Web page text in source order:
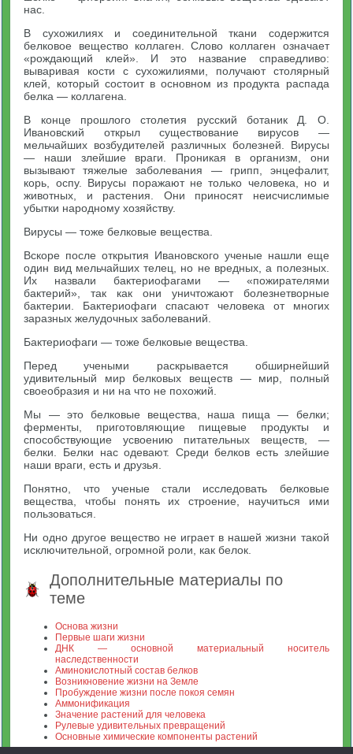
нас.
В сухожилиях и соединительной ткани содержится
белковое вещество коллаген. Слово коллаген означает
«рождающий клей». И это название справедливо:
вываривая кости с сухожилиями, получают столярный
клей, который состоит в основном из продукта распада
белка — коллагена.
В конце прошлого столетия русский ботаник Д. О.
Ивановский открыл существование вирусов —
мельчайших возбудителей различных болезней. Вирусы
— наши злейшие враги. Проникая в организм, они
вызывают тяжелые заболевания — грипп, энцефалит,
корь, оспу. Вирусы поражают не только человека, но и
животных, и растения. Они приносят неисчислимые
убытки народному хозяйству.
Вирусы — тоже белковые вещества.
Вскоре после открытия Ивановского ученые нашли еще
один вид мельчайших телец, но не вредных, а полезных.
Их назвали бактериофагами — «пожирателями
бактерий», так как они уничтожают болезнетворные
бактерии. Бактериофаги спасают человека от многих
заразных желудочных заболеваний.
Бактериофаги — тоже белковые вещества.
Перед учеными раскрывается обширнейший
удивительный мир белковых веществ — мир, полный
своеобразия и ни на что не похожий.
Мы — это белковые вещества, наша пища — белки;
ферменты, приготовляющие пищевые продукты и
способствующие усвоению питательных веществ, —
белки. Белки нас одевают. Среди белков есть злейшие
наши враги, есть и друзья.
Понятно, что ученые стали исследовать белковые
вещества, чтобы понять их строение, научиться ими
пользоваться.
Ни одно другое вещество не играет в нашей жизни такой
исключительной, огромной роли, как белок.
Дополнительные материалы по
теме
Основа жизни
Первые шаги жизни
ДНК — основной материальный носитель
наследственности
Аминокислотный состав белков
Возникновение жизни на Земле
Пробуждение жизни после покоя семян
Аммонификация
Значение растений для человека
Рулевые удивительных превращений
Основные химические компоненты растений